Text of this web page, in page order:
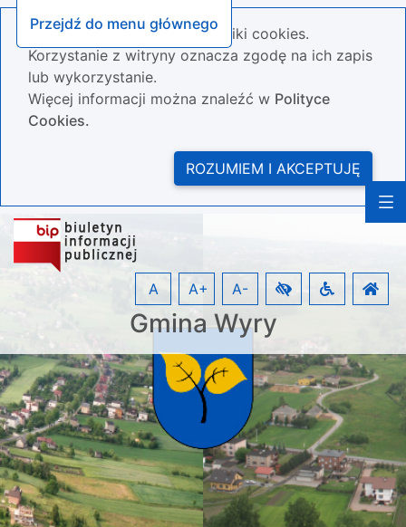
Przejdź do menu głównego
Nasza strona wykorzystuje pliki cookies.
Korzystanie z witryny oznacza zgodę na ich zapis
lub wykorzystanie.
Więcej informacji można znaleźć w Polityce
Cookies.
ROZUMIEM I AKCEPTUJĘ
Gmina Wyry
A A+ A-